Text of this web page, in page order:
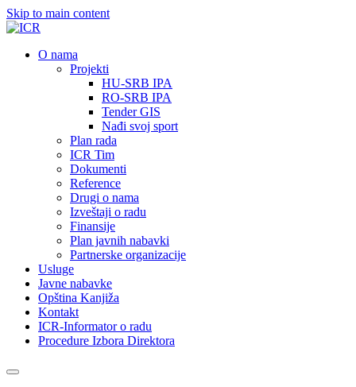
Skip to main content
О nama
Projekti
HU-SRB IPA
RO-SRB IPA
Tender GIS
Nađi svoj sport
Plan rada
ICR Tim
Dokumenti
Reference
Drugi o nama
Izveštaji o radu
Finansije
Plan javnih nabavki
Partnerske organizacije
Usluge
Javne nabavke
Opština Kanjiža
Kontakt
ICR-Informator o radu
Procedure Izbora Direktora